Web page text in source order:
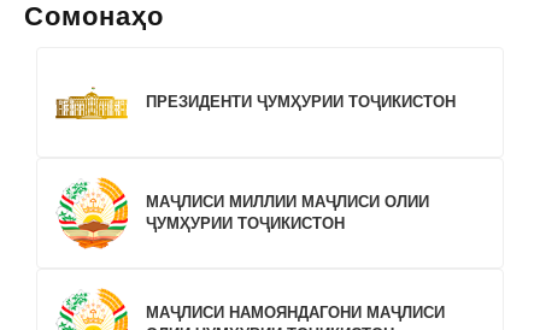
Сомонаҳо
ПРЕЗИДЕНТИ ҶУМҲУРИИ ТОҶИКИСТОН
МАҶЛИСИ МИЛЛИИ МАҶЛИСИ ОЛИИ
ҶУМҲУРИИ ТОҶИКИСТОН
МАҶЛИСИ НАМОЯНДАГОНИ МАҶЛИСИ